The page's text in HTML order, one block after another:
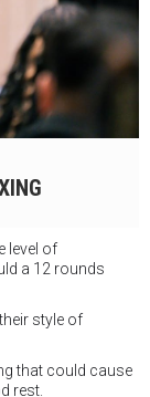
level of
a 12 rounds
style of
that could cause
rest.